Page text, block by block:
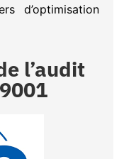
d’optimisation
l’audit